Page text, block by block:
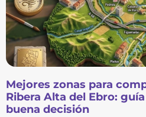
Mejores zonas para
Ribera Alta del Ebro:
buena decisión